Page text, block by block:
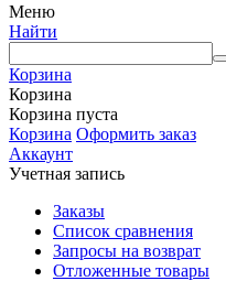
Меню
Найти
Корзина
Корзина
Корзина пуста
Корзина Оформить заказ
Аккаунт
Учетная запись
Заказы
Список сравнения
Запросы на возврат
Отложенные товары